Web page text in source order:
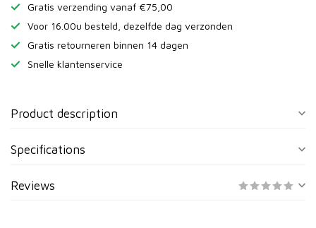
Gratis verzending vanaf €75,00
Voor 16.00u besteld, dezelfde dag verzonden
Gratis retourneren binnen 14 dagen
Snelle klantenservice
Product description
Specifications
Reviews